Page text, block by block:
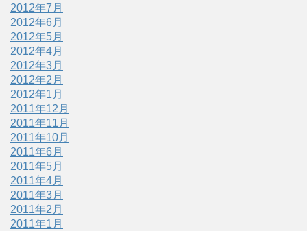
2012年7月
2012年6月
2012年5月
2012年4月
2012年3月
2012年2月
2012年1月
2011年12月
2011年11月
2011年10月
2011年6月
2011年5月
2011年4月
2011年3月
2011年2月
2011年1月